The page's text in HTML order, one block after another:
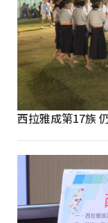
西拉雅成第17族